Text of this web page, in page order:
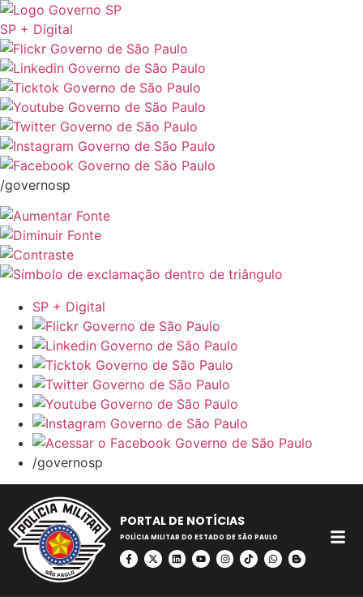
SP + Digital
/governosp
SP + Digital
/governosp
PORTAL DE NOTÍCIAS
POLÍCIA MILITAR DO ESTADO DE SÃO PAULO